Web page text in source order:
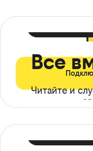
Все
Читайте и
ограничений*